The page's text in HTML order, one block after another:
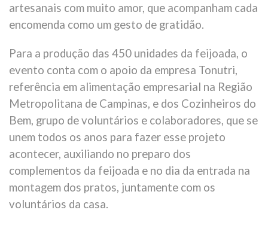
artesanais com muito amor, que acompanham cada
encomenda como um gesto de gratidão.
Para a produção das 450 unidades da feijoada, o
evento conta com o apoio da empresa Tonutri,
referência em alimentação empresarial na Região
Metropolitana de Campinas, e dos Cozinheiros do
Bem, grupo de voluntários e colaboradores, que se
unem todos os anos para fazer esse projeto
acontecer, auxiliando no preparo dos
complementos da feijoada e no dia da entrada na
montagem dos pratos, juntamente com os
voluntários da casa.